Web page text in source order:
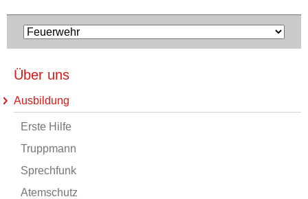
Über uns
Ausbildung
Erste Hilfe
Truppmann
Sprechfunk
Atemschutz